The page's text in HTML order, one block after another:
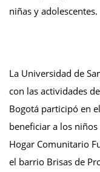
niñas y adolescentes.
La Universidad de
con las actividades
Bogotá participó en
beneficiar a los
Hogar Comunitario
el barrio Brisas de